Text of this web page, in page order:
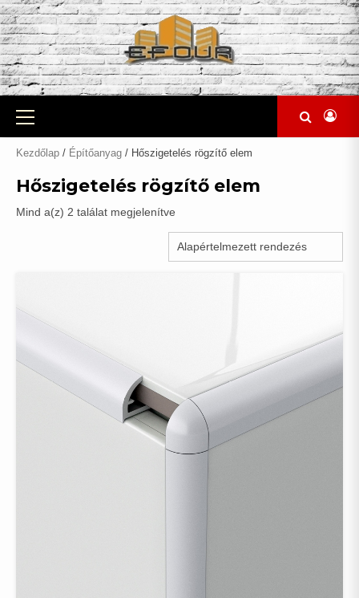
Skip
to
content
Primary
Menu
Kezdőlap / Építőanyag / Hőszigetelés rögzítő elem
Hőszigetelés rögzítő elem
Mind a(z) 2 találat megjelenítve